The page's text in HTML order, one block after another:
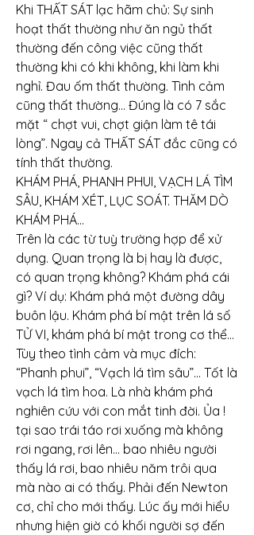
Khi THẤT SÁT lạc hãm chủ: Sự sinh
hoạt thất thường như ăn ngủ thất
thường đến công việc cũng thất
thường khi có khi không, khi làm khi
nghỉ. Đau ốm thất thường. Tình cảm
cũng thất thường… Đúng là có 7 sắc
mặt “ chợt vui, chợt giận làm tê tái
lòng”. Ngay cả THẤT SÁT đắc cũng có
tính thất thường.
KHÁM PHÁ, PHANH PHUI, VẠCH LÁ TÌM
SÂU, KHÁM XÉT, LỤC SOÁT. THĂM DÒ
KHÁM PHÁ…
Trên là các từ tuỳ trường hợp để xử
dụng. Quan trọng là bị hay là được,
có quan trọng không? Khám phá cái
gì? Ví dụ: Khám phá một đường dây
buôn lậu. Khám phá bí mật trên lá số
TỬ VI, khám phá bí mật trong cơ thể…
Tùy theo tình cảm và mục đích:
“Phanh phui”, “Vạch lá tìm sâu”… Tốt là
vạch lá tìm hoa. Là nhà khám phá
nghiên cứu với con mắt tinh đời. Ủa !
tại sao trái táo rơi xuống mà không
rơi ngang, rơi lên… bao nhiêu người
thấy lá rơi, bao nhiêu năm trôi qua
mà nào ai có thấy. Phải đến Newton
cơ, chỉ cho mới thấy. Lúc ấy mới hiểu
nhưng hiện giờ có khối người sợ đến